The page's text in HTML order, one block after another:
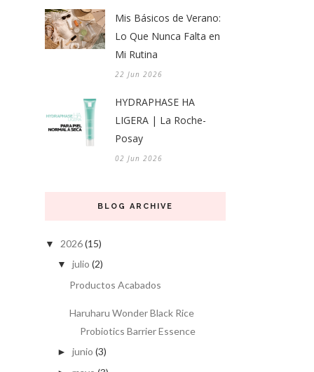
Mis Básicos de Verano:
Lo Que Nunca Falta en
Mi Rutina
22 Jun 2026
HYDRAPHASE HA
LIGERA | La Roche-
Posay
02 Jun 2026
BLOG ARCHIVE
▼ 2026(15)
▼ julio (2)
Productos Acabados
Haruharu Wonder Black Rice
Probiotics Barrier Essence
► junio (3)